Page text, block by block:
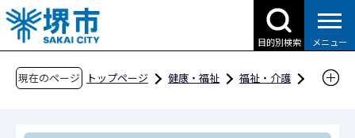
こ
の
ペ
目的別検索 メニュー
現在のページ トップページ 健康・福祉
福祉・介護
障害福祉のしおり
療育手帳